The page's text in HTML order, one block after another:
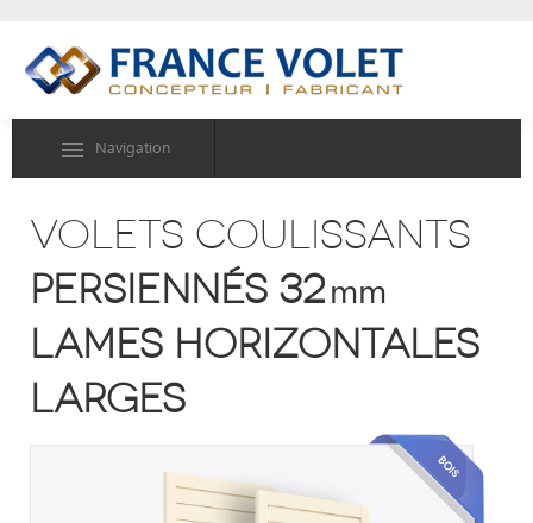
Navigation
volets coulissants
persiennés 32mm
lames horizontales
larges